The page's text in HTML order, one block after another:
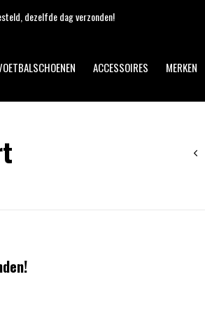
ACCESSOIRES MERKEN
dag verzonden!